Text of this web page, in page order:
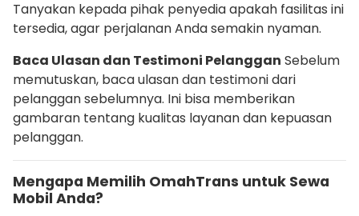
Tanyakan kepada pihak penyedia apakah fasilitas ini
tersedia, agar perjalanan Anda semakin nyaman.
Baca Ulasan dan Testimoni Pelanggan Sebelum
memutuskan, baca ulasan dan testimoni dari
pelanggan sebelumnya. Ini bisa memberikan
gambaran tentang kualitas layanan dan kepuasan
pelanggan.
Mengapa Memilih OmahTrans untuk Sewa
Mobil Anda?